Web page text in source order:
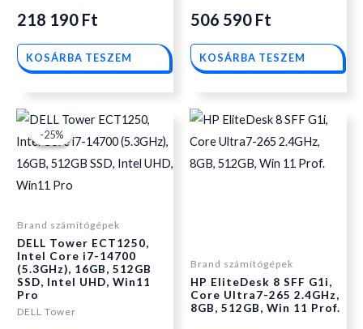
218 190 Ft
KOSÁRBA TESZEM
590 Ft.
506 590 Ft
KOSÁRBA TESZEM
-25%
-25%
Brand számítógépek
DELL Tower ECT1250,
Intel Core i7-14700
(5.3GHz), 16GB, 512GB
SSD, Intel UHD, Win11
Pro
DELL Tower
Original
price
was:
506
Current
is:
434
Brand számítógépek
HP EliteDesk 8 SFF G1i,
Core Ultra7-265 2.4GHz,
8GB, 512GB, Win 11 Prof.